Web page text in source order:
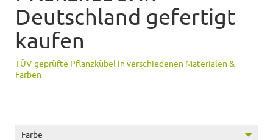
Deutschland gefertigt
kaufen
TÜV-geprüfte Pflanzkübel in verschiedenen Materialen &
Farben
Farbe